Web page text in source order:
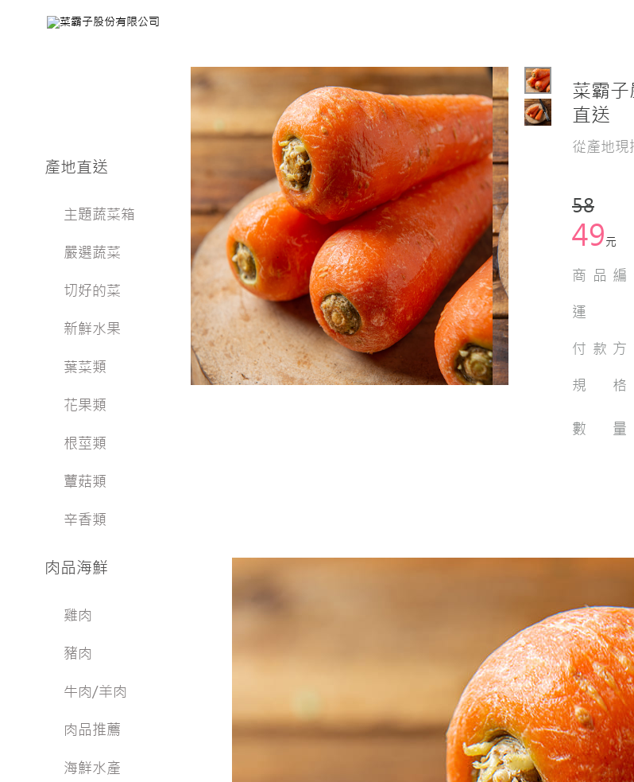
產地直送
主題蔬菜箱
嚴選蔬菜
切好的菜
新鮮水果
葉菜類
花果類
根莖類
蕈菇類
辛香類
肉品海鮮
雞肉
豬肉
牛肉/羊肉
肉品推薦
海鮮水產
菜霸
直送
從產地現
58
49元
商品編
運
付款方
規
數